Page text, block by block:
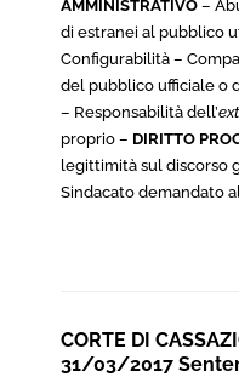
AMMINISTRATIVO –
di estranei al pubblico
Configurabilità –
del pubblico ufficiale o
– Responsabilità dell’
proprio – DIRITTO
legittimità sul discorso
Sindacato demandato
CORTE DI
31/03/2017